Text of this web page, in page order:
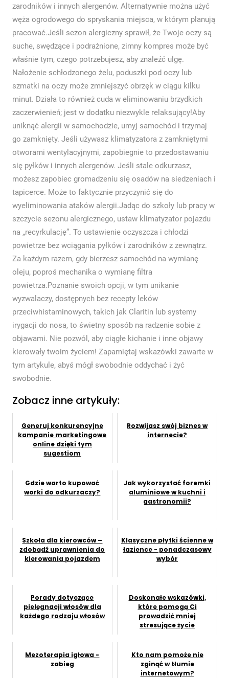
zarodników i innych alergenów. Alternatywnie można użyć
węża ogrodowego do spryskania miejsca, w którym planują
pracować.Jeśli sezon alergiczny sprawił, że Twoje oczy są
suche, swędzące i podrażnione, zimny kompres może być
właśnie tym, czego potrzebujesz, aby znaleźć ulgę.
Nałożenie schłodzonego żelu, poduszki pod oczy lub
szmatki na oczy może zmniejszyć obrzęk w ciągu kilku
minut. Działa to również cuda w eliminowaniu brzydkich
zaczerwienień; jest w dodatku niezwykle relaksujący!Aby
uniknąć alergii w samochodzie, umyj samochód i trzymaj
go zamknięty. Jeśli używasz klimatyzatora z zamkniętymi
otworami wentylacyjnymi, zapobiegnie to przedostawaniu
się pyłków i innych alergenów. Jeśli stale odkurzasz,
możesz zapobiec gromadzeniu się osadów na siedzeniach i
tapicerce. Może to faktycznie przyczynić się do
wyeliminowania ataków alergii.Jadąc do szkoły lub pracy w
szczycie sezonu alergicznego, ustaw klimatyzator pojazdu
na „recyrkulację”. To ustawienie oczyszcza i chłodzi
powietrze bez wciągania pyłków i zarodników z zewnątrz.
Za każdym razem, gdy bierzesz samochód na wymianę
oleju, poproś mechanika o wymianę filtra
powietrza.Poznanie swoich opcji, w tym unikanie
wyzwalaczy, dostępnych bez recepty leków
przeciwhistaminowych, takich jak Claritin lub systemy
irygacji do nosa, to świetny sposób na radzenie sobie z
objawami. Nie pozwól, aby ciągłe kichanie i inne objawy
kierowały twoim życiem! Zapamiętaj wskazówki zawarte w
tym artykule, abyś mógł swobodnie oddychać i żyć
swobodnie.
Zobacz inne artykuły:
Generuj konkurencyjne
kampanie marketingowe
online dzięki tym
sugestiom
Rozwijasz swój biznes w
internecie?
Gdzie warto kupować
worki do odkurzaczy?
Jak wykorzystać foremki
aluminiowe w kuchni i
gastronomii?
Szkoła dla kierowców –
zdobądź uprawnienia do
kierowania pojazdem
Klasyczne płytki ścienne w
łazience - ponadczasowy
wybór
Porady dotyczące
pielęgnacji włosów dla
każdego rodzaju włosów
Doskonałe wskazówki,
które pomogą Ci
prowadzić mniej
stresujące życie
Mezoterapia igłowa -
zabieg
Kto nam pomoże nie
zginąć w tłumie
internetowym?